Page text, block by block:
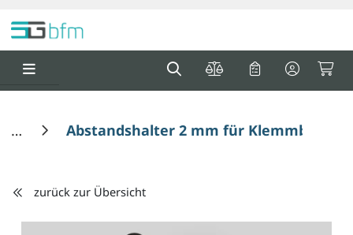
Abstandshalter 2 mm für Klemmblock 8
zurück zur Übersicht